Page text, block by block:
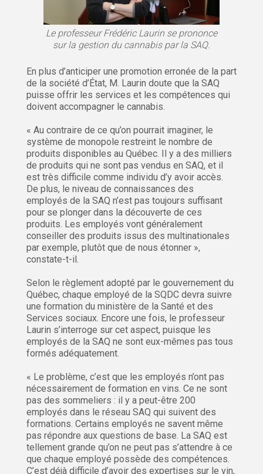
Le professeur Frédéric Laurin se prononce
sur la gestion du cannabis par la SAQ.
En plus d’anticiper une promotion erronée de la part
de la société d’État, M. Laurin doute que la SAQ
puisse offrir les services et les compétences qui
doivent accompagner le cannabis.
« Au contraire de ce qu’on pourrait imaginer, le
système de monopole restreint le nombre de
produits disponibles au Québec. Il y a des milliers
de produits qui ne sont pas vendus en SAQ, et il
est très difficile comme individu d’y avoir accès.
De plus, le niveau de connaissances des
employés de la SAQ n’est pas toujours suffisant
pour se plonger dans la découverte de ces
produits. Les employés vont généralement
conseiller des produits issus des multinationales
par exemple, plutôt que de nous étonner »,
constate-t-il.
Selon le règlement adopté par le gouvernement du
Québec, chaque employé de la SQDC devra suivre
une formation du ministère de la Santé et des
Services sociaux. Encore une fois, le professeur
Laurin s’interroge sur cet aspect, puisque les
employés de la SAQ ne sont eux-mêmes pas tous
formés adéquatement.
« Le problème, c’est que les employés n’ont pas
nécessairement de formation en vins. Ce ne sont
pas des sommeliers : il y a peut-être 200
employés dans le réseau SAQ qui suivent des
formations. Certains employés ne savent même
pas répondre aux questions de base. La SAQ est
tellement grande qu’on ne peut pas s’attendre à ce
que chaque employé possède des compétences.
C’est déjà difficile d’avoir des expertises sur le vin,